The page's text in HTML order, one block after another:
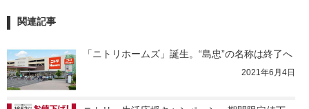
関連記事
「ニトリホームズ」誕生。“島忠”の名称は終了へ
2021年6月4日